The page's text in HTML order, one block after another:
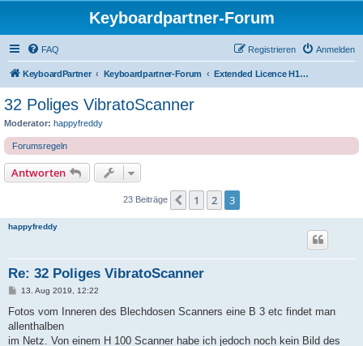
Keyboardpartner-Forum
FAQ Anmelden
Registrieren
KeyboardPartner Keyboardpartner-Forum Extended Licence H100 Emulation
32 Poliges VibratoScanner
Moderator: happyfreddy
Forumsregeln
Antworten
23 Beiträge Vorherige
1 2 3
happyfreddy
Re: 32 Poliges VibratoScanner
B
i
r
a
13. Aug 2019, 12:22
Fotos vom Inneren des Blechdosen Scanners eine B 3 etc findet man
allenthalben
im Netz. Von einem H 100 Scanner habe ich jedoch noch kein Bild des